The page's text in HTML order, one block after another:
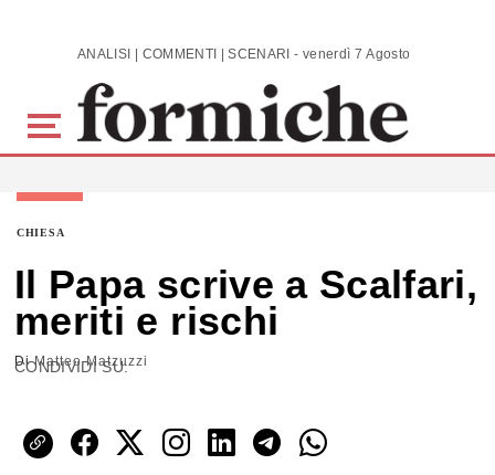
Skip to main content ANALISI | COMMENTI | SCENARI - venerdì 7 Agosto 2026
CHIESA
Il Papa scrive a Scalfari,
meriti e rischi
DiMatteo Matzuzzi
CONDIVIDI SU: